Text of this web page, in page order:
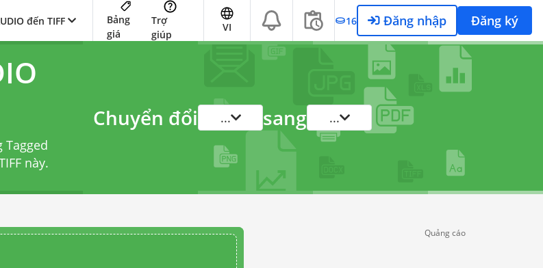
đến TIFF
Bảng
giá
Trợ
giúp
VI 16 Đăng nhập Đăng ký
Tagged
này.
Chuyển đổi ... sang ...
Quảng cáo